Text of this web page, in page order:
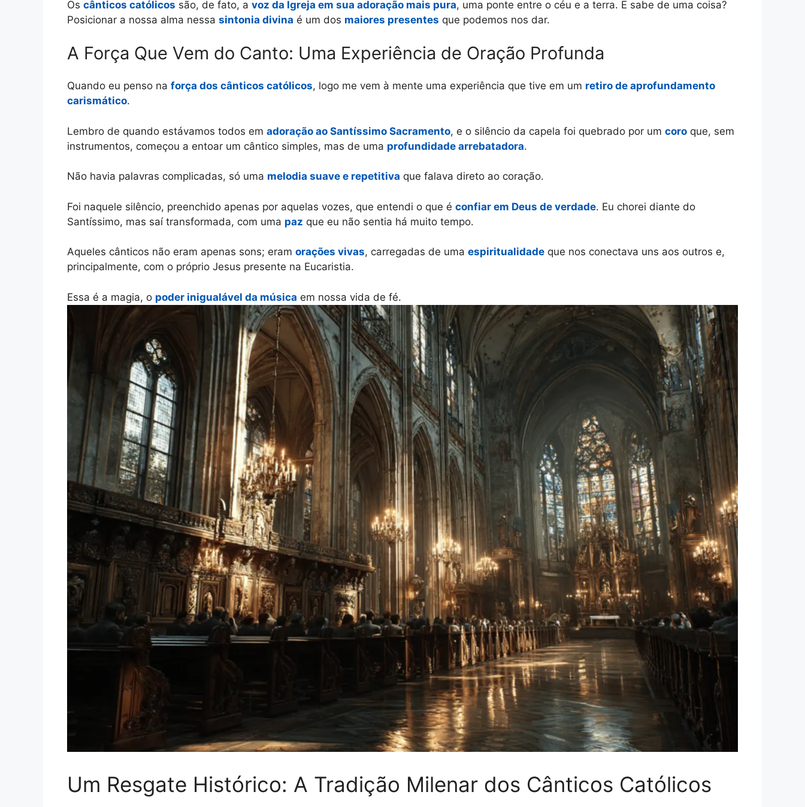
Os cânticos católicos são, de fato, a voz da Igreja em sua adoração mais pura, uma ponte entre o céu e a terra. E sabe de uma coisa?
Posicionar a nossa alma nessa sintonia divina é um dos maiores presentes que podemos nos dar.
A Força Que Vem do Canto: Uma Experiência de Oração Profunda
Quando eu penso na força dos cânticos católicos, logo me vem à mente uma experiência que tive em um retiro de aprofundamento
carismático.
Lembro de quando estávamos todos em adoração ao Santíssimo Sacramento, e o silêncio da capela foi quebrado por um coro que, sem
instrumentos, começou a entoar um cântico simples, mas de uma profundidade arrebatadora.
Não havia palavras complicadas, só uma melodia suave e repetitiva que falava direto ao coração.
Foi naquele silêncio, preenchido apenas por aquelas vozes, que entendi o que é confiar em Deus de verdade. Eu chorei diante do
Santíssimo, mas saí transformada, com uma paz que eu não sentia há muito tempo.
Aqueles cânticos não eram apenas sons; eram orações vivas, carregadas de uma espiritualidade que nos conectava uns aos outros e,
principalmente, com o próprio Jesus presente na Eucaristia.
Essa é a magia, o poder inigualável da música em nossa vida de fé.
Um Resgate Histórico: A Tradição Milenar dos Cânticos Católicos